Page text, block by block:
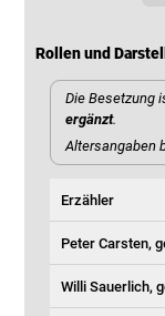
Rollen und
Die Besetzung
ergänzt.
Altersangaben
Erzähler
Peter Carsten,
Willi Sauerlich,